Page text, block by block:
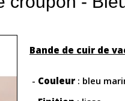
Bande de cuir de
- Couleur : bleu